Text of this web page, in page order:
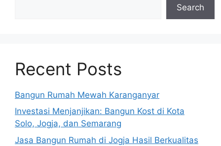
Search
Recent Posts
Bangun Rumah Mewah Karanganyar
Investasi Menjanjikan: Bangun Kost di Kota
Solo, Jogja, dan Semarang
Jasa Bangun Rumah di Jogja Hasil Berkualitas